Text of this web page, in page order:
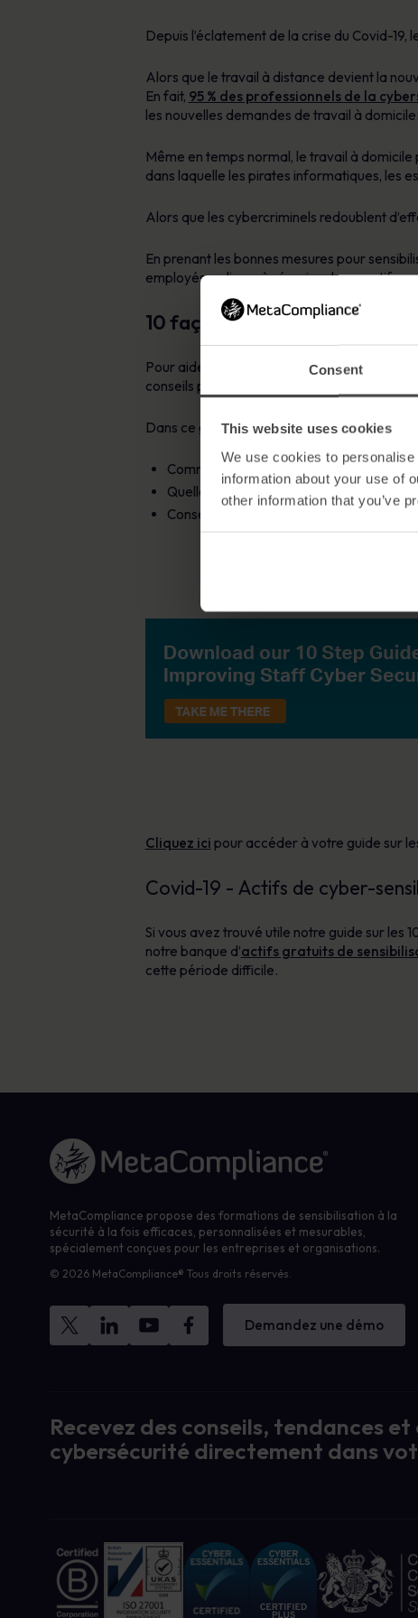
Consent
This website uses cookies
We use cookies to
information about your use of
other information that you’ve
Depuis l’éclatement de la crise du Covid-
Alors que le travail à distance devient la
En fait, 95 % des professionnels de la
les nouvelles demandes de travail à domicile.
Même en temps normal, le travail à
dans laquelle les pirates informatiques, les
Alors que les cybercriminels redoublent
En prenant les bonnes mesures pour
employés en ligne, à sécuriser leurs actifs
10 façons d’améliorer la
Pour aider les organisations à réduire le
conseils pratiques sur la façon d’améliorer
Dans ce guide, vous apprendrez :
Comment élaborer un plan de
Quelles sont les conditions requises
Conseils pratiques pour améliorer la
Cliquez ici pour accéder à votre guide sur
Covid-19 - Actifs de cyber-
Si vous avez trouvé utile notre guide sur les
notre banque d’actifs gratuits de
cette période difficile.
Lien vers la page d'accueil
MetaCompliance propose des formations de sensibilisation à la
sécurité à la fois efficaces, personnalisées et mesurables,
spécialement conçues pour les entreprises et organisations.
© 2026 MetaCompliance® Tous droits réservés.
Demandez une démo
Recevez des conseils, tendances et
cybersécurité directement dans